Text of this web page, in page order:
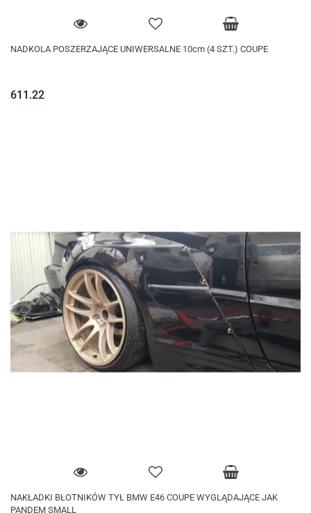
NADKOLA POSZERZAJĄCE UNIWERSALNE 10cm (4 SZT.) COUPE
611.22
NAKŁADKI BŁOTNIKÓW TYŁ BMW E46 COUPE WYGLĄDAJĄCE JAK
PANDEM SMALL